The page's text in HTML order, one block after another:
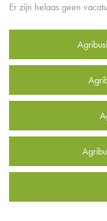
Er zijn helaas geen